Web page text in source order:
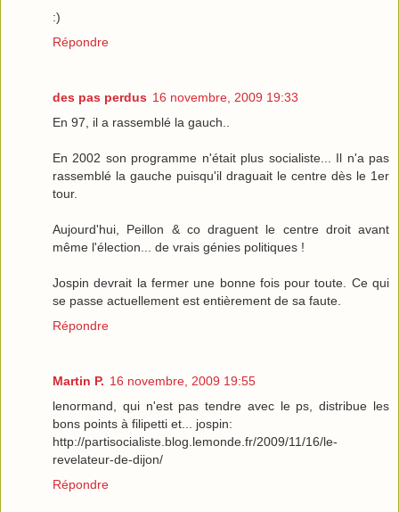
:)
Répondre
des pas perdus 16 novembre, 2009 19:33
En 97, il a rassemblé la gauch..
En 2002 son programme n'était plus socialiste... Il n'a pas
rassemblé la gauche puisqu'il draguait le centre dès le 1er
tour.
Aujourd'hui, Peillon & co draguent le centre droit avant
même l'élection... de vrais génies politiques !
Jospin devrait la fermer une bonne fois pour toute. Ce qui
se passe actuellement est entièrement de sa faute.
Répondre
Martin P. 16 novembre, 2009 19:55
lenormand, qui n'est pas tendre avec le ps, distribue les
bons points à filipetti et... jospin:
http://partisocialiste.blog.lemonde.fr/2009/11/16/le-
revelateur-de-dijon/
Répondre